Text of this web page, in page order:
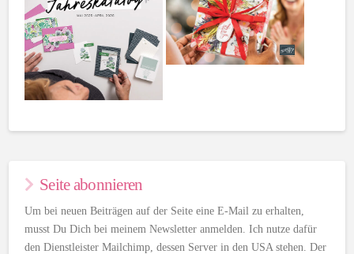
Seite abonnieren
Um bei neuen Beiträgen auf der Seite eine E-Mail zu erhalten,
musst Du Dich bei meinem Newsletter anmelden. Ich nutze dafür
den Dienstleister Mailchimp, dessen Server in den USA stehen. Der